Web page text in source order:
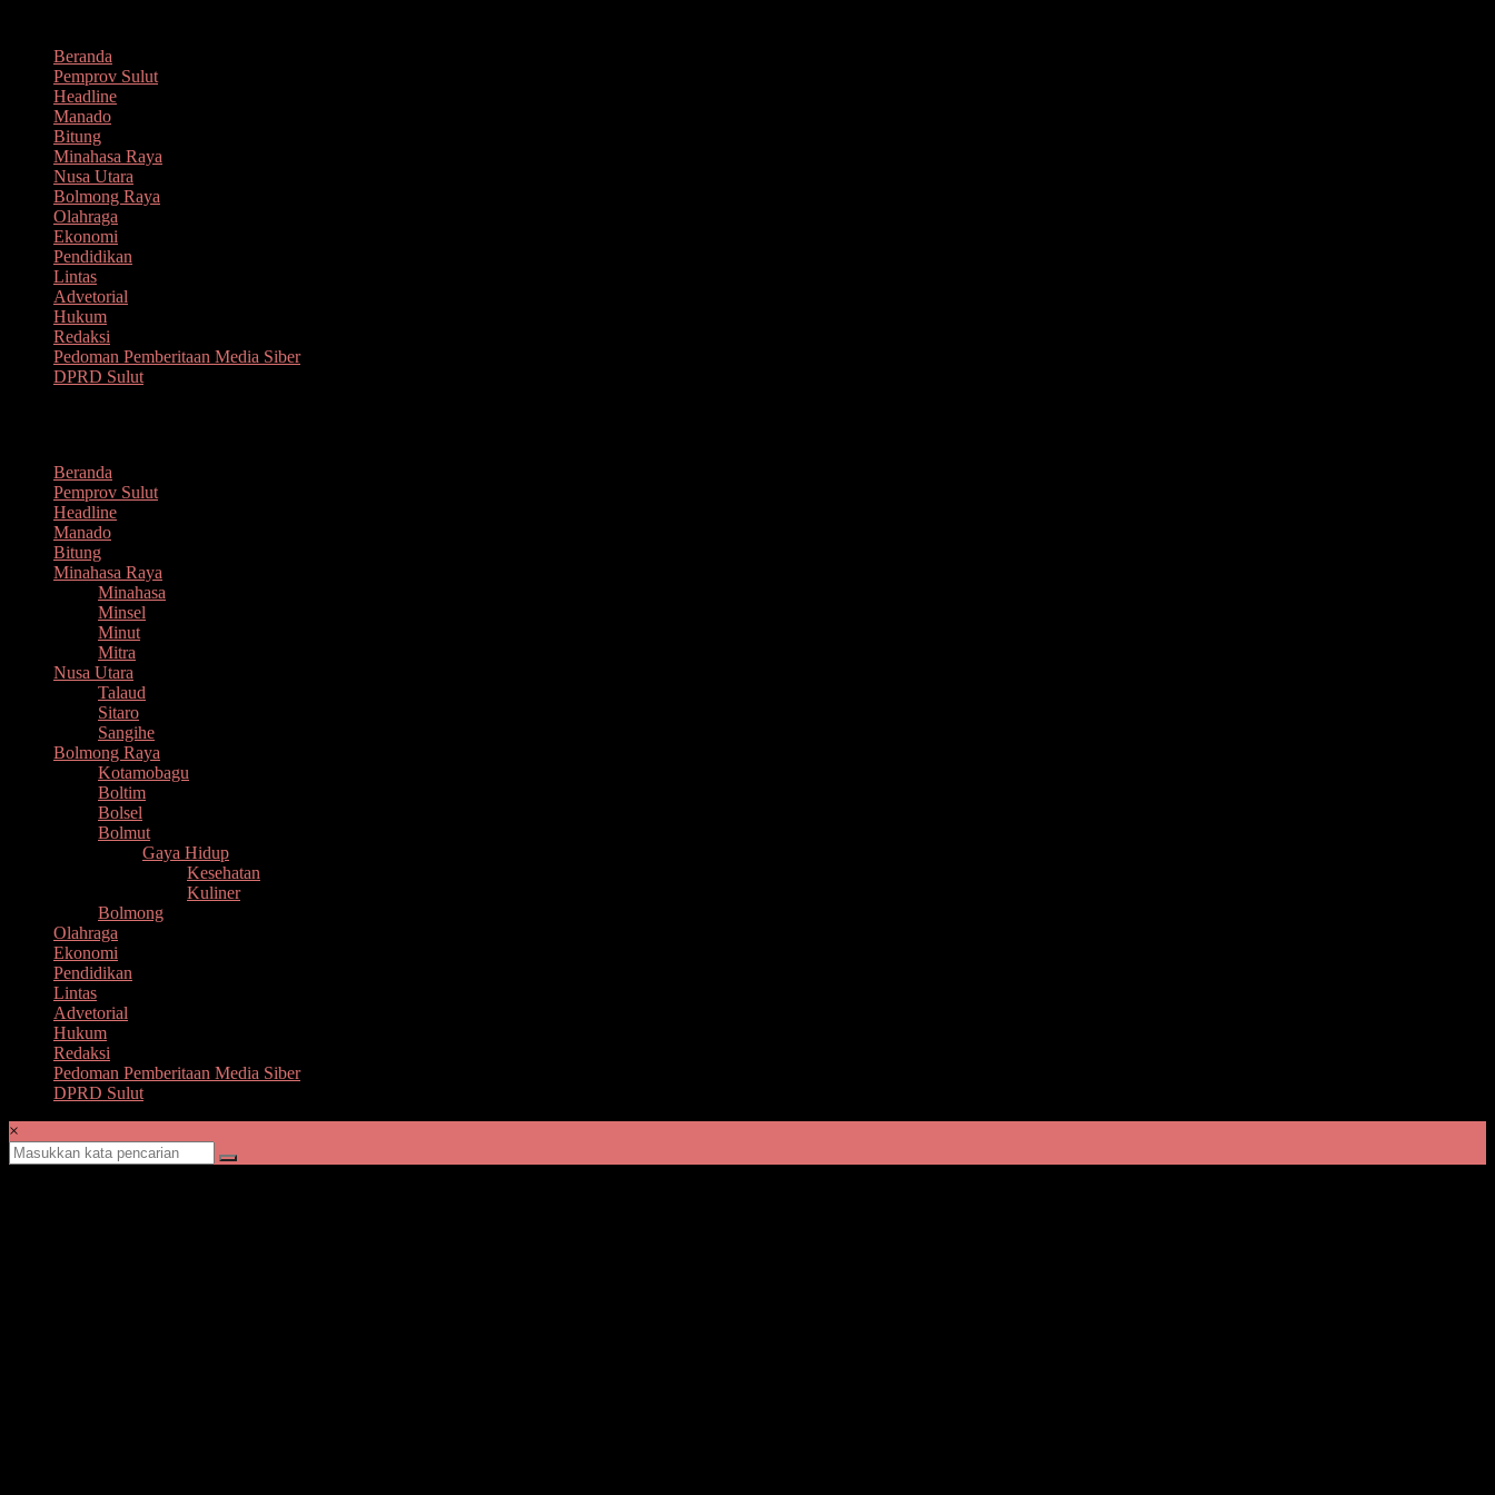
kontenBeranda
Pemprov Sulut
Headline
Manado
Bitung
Minahasa Raya
Nusa Utara
Bolmong Raya
Olahraga
Ekonomi
Pendidikan
Lintas
Advetorial
Hukum
Redaksi
Pedoman Pemberitaan Media Siber
DPRD Sulut
Beranda
Pemprov Sulut
Headline
Manado
Bitung
Minahasa Raya
Minahasa
Minsel
Minut
Mitra
Nusa Utara
Talaud
Sitaro
Sangihe
Bolmong Raya
Kotamobagu
Boltim
Bolsel
Bolmut
Gaya Hidup
Kesehatan
Kuliner
Bolmong
Olahraga
Ekonomi
Pendidikan
Lintas
Advetorial
Hukum
Redaksi
Pedoman Pemberitaan Media Siber
DPRD Sulut
×